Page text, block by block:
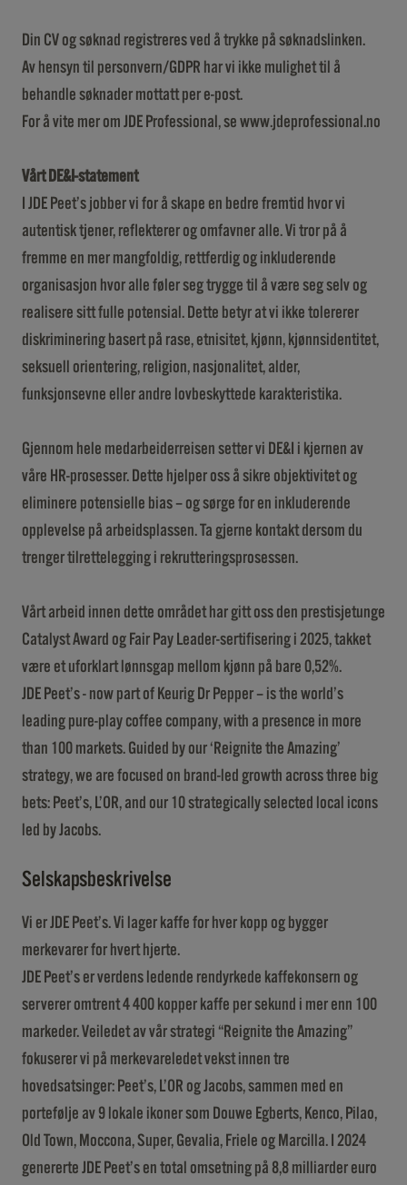
Din CV og søknad registreres ved å trykke på søknadslinken.
Av hensyn til personvern/GDPR har vi ikke mulighet til å
behandle søknader mottatt per e-post.
For å vite mer om JDE Professional, se www.jdeprofessional.no
Vårt DE&I-statement
I JDE Peet’s jobber vi for å skape en bedre fremtid hvor vi
autentisk tjener, reflekterer og omfavner alle. Vi tror på å
fremme en mer mangfoldig, rettferdig og inkluderende
organisasjon hvor alle føler seg trygge til å være seg selv og
realisere sitt fulle potensial. Dette betyr at vi ikke tolererer
diskriminering basert på rase, etnisitet, kjønn, kjønnsidentitet,
seksuell orientering, religion, nasjonalitet, alder,
funksjonsevne eller andre lovbeskyttede karakteristika.
Gjennom hele medarbeiderreisen setter vi DE&I i kjernen av
våre HR-prosesser. Dette hjelper oss å sikre objektivitet og
eliminere potensielle bias – og sørge for en inkluderende
opplevelse på arbeidsplassen. Ta gjerne kontakt dersom du
trenger tilrettelegging i rekrutteringsprosessen.
Vårt arbeid innen dette området har gitt oss den prestisjetunge
Catalyst Award og Fair Pay Leader-sertifisering i 2025, takket
være et uforklart lønnsgap mellom kjønn på bare 0,52%.
JDE Peet’s - now part of Keurig Dr Pepper – is the world’s
leading pure-play coffee company, with a presence in more
than 100 markets. Guided by our ‘Reignite the Amazing’
strategy, we are focused on brand-led growth across three big
bets: Peet’s, L’OR, and our 10 strategically selected local icons
led by Jacobs.
Selskapsbeskrivelse
Vi er JDE Peet’s. Vi lager kaffe for hver kopp og bygger
merkevarer for hvert hjerte.
JDE Peet’s er verdens ledende rendyrkede kaffekonsern og
serverer omtrent 4 400 kopper kaffe per sekund i mer enn 100
markeder. Veiledet av vår strategi “Reignite the Amazing”
fokuserer vi på merkevareledet vekst innen tre
hovedsatsinger: Peet’s, L’OR og Jacobs, sammen med en
portefølje av 9 lokale ikoner som Douwe Egberts, Kenco, Pilao,
Old Town, Moccona, Super, Gevalia, Friele og Marcilla. I 2024
genererte JDE Peet’s en total omsetning på 8,8 milliarder euro